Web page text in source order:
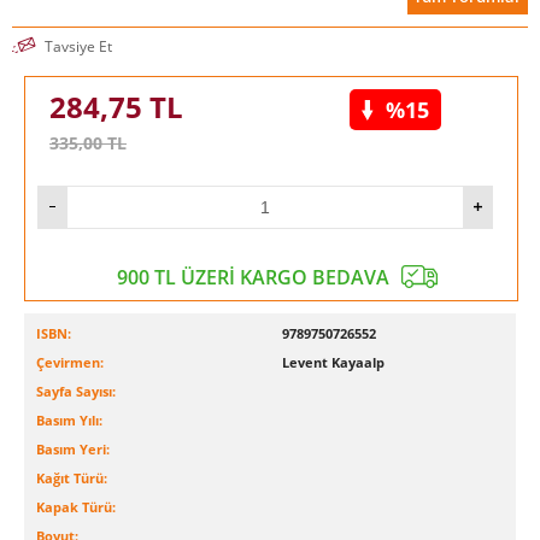
Tavsiye Et
284,75 TL
335,00TL
%15
900 TL ÜZERİ KARGO BEDAVA
ISBN:
9789750726552
Çevirmen:
Levent Kayaalp
Sayfa Sayısı:
Basım Yılı:
Basım Yeri:
Kağıt Türü:
Kapak Türü:
Boyut: